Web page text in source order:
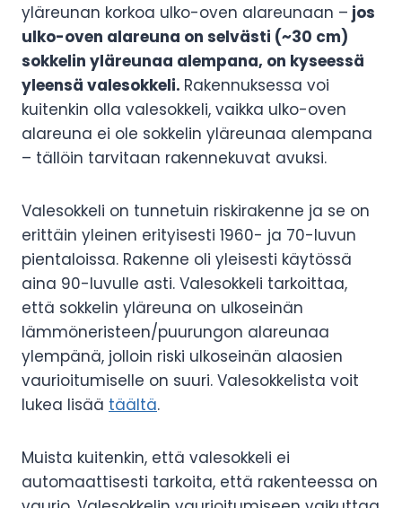
yläreunan korkoa ulko-oven alareunaan – jos
ulko-oven alareuna on selvästi (~30 cm)
sokkelin yläreunaa alempana, on kyseessä
yleensä valesokkeli. Rakennuksessa voi
kuitenkin olla valesokkeli, vaikka ulko-oven
alareuna ei ole sokkelin yläreunaa alempana
– tällöin tarvitaan rakennekuvat avuksi.
Valesokkeli on tunnetuin riskirakenne ja se on
erittäin yleinen erityisesti 1960- ja 70-luvun
pientaloissa. Rakenne oli yleisesti käytössä
aina 90-luvulle asti. Valesokkeli tarkoittaa,
että sokkelin yläreuna on ulkoseinän
lämmöneristeen/puurungon alareunaa
ylempänä, jolloin riski ulkoseinän alaosien
vaurioitumiselle on suuri. Valesokkelista voit
lukea lisää täältä.
Muista kuitenkin, että valesokkeli ei
automaattisesti tarkoita, että rakenteessa on